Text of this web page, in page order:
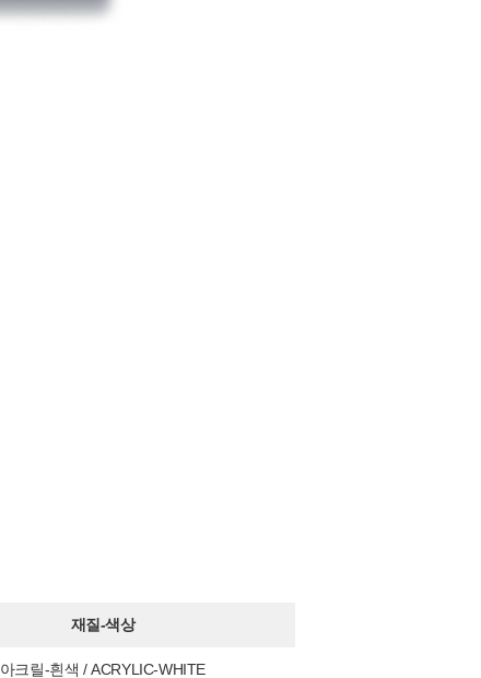
재질-색상
아크릴-흰색 / ACRYLIC-WHITE